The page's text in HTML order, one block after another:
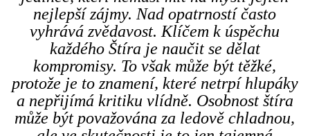
nejlepší zájmy. Nad opatrností často
vyhrává zvědavost. Klíčem k úspěchu
každého Štíra je naučit se dělat
kompromisy. To však může být těžké,
protože je to znamení, které netrpí hlupáky
a nepřijímá kritiku vlídně. Osobnost štíra
může být považována za ledově chladnou,